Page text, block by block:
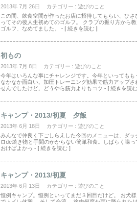
2013年 7月 26日 カテゴリー : 遊びのこと
この間、飲食空間が作ったお店に招待してもらい、ひ
ってその後人生初めてのゴルフ。 クラブの握り方から
ゴルフ、なめてました。 - [ 続きを読む ]
初もの
2013年 7月 8日 カテゴリー : 遊びのこと
今年はいろんな事にチャレンジです。今年といってもも
なかなか面白い。加圧トレーニング効果で筋力アップ
せんでしたけど。どうやら筋力よりもコツ - [ 続きを読
キャンプ・2013/初夏 夕飯
2013年 6月 18日 カテゴリー : 遊びのこと
みんなで仲良く下ごしらえした今回のメニューは、ダ
ロde焼き物と手間のかからない簡単和食。しばらく喋
おけばよかっ - [ 続きを読む ]
キャンプ・2013/初夏
2013年 6月 13日 カテゴリー : 遊びのこと
恒例キャンプ。恒例といってまだ３回目だけど。 お犬